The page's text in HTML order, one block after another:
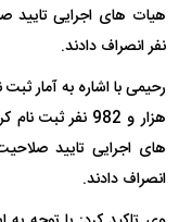
نفر انصراف دادند.
انصراف دادند.